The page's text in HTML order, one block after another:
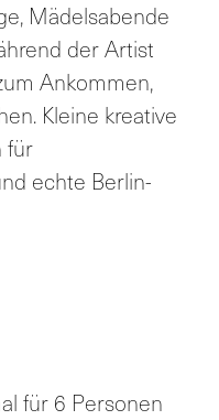
Mädelsabende
der Artist
Ankommen,
Kleine kreative
für
echte Berlin-
für 6 Personen